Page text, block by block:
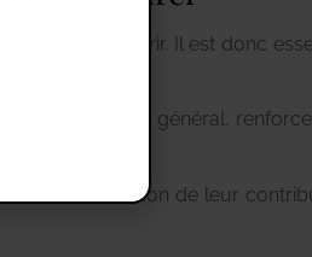
peut offrir. Il est donc
à l’intérêt général,
la valorisation de leur